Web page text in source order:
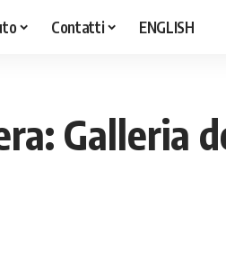
Contatti ENGLISH